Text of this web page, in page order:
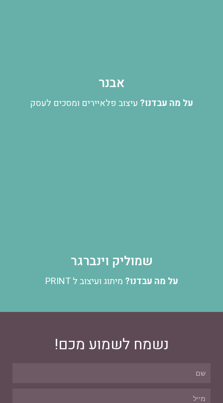
אבנר
על מה עבדנו? עיצוב פלאיירים ומסכים לעסק
שמוליק וינברגר
על מה עבדנו? מיתוג ועיצוב ל PRINT
נשמח לשמוע מכם!